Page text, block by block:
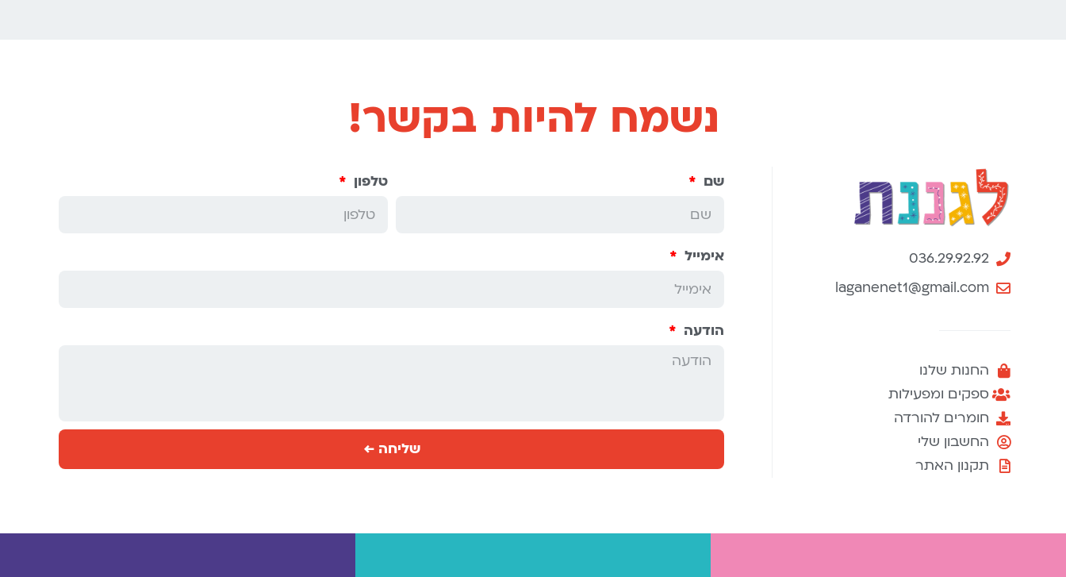
נשמח להיות בקשר!
036.29.92.92
laganenet1@gmail.com
החנות שלנו
ספקים ומפעילות
חומרים להורדה
החשבון שלי
תקנון האתר
שם טלפון
אימייל
הודעה
שליחה ←